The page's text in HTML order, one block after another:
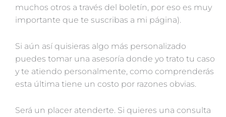
muchos otros a través del boletín, por eso es muy
importante que te suscribas a mi página).
Si aún así quisieras algo más personalizado
puedes tomar una asesoría donde yo trato tu caso
y te atiendo personalmente, como comprenderás
esta última tiene un costo por razones obvias.
Será un placer atenderte. Si quieres una consulta